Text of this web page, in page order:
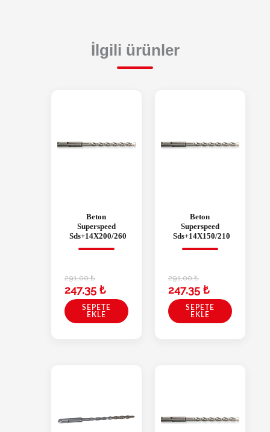
İlgili ürünler
Beton
Superspeed
Sds+14X200/260
291,00₺
247,35 ₺
SEPETE
EKLE
Beton
Superspeed
Sds+14X150/210
291,00₺
247,35 ₺
SEPETE
EKLE